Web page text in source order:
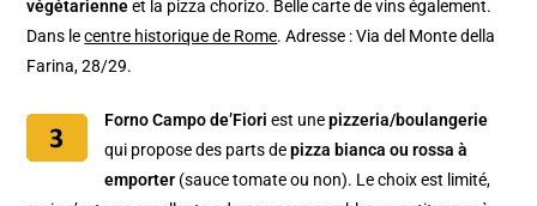
végétarienneet la pizza chorizo. Belle carte de vins également.
Dans lecentre historique de Rome. Adresse : Via del Monte della
Farina, 28/29.
Forno Campo de’Fiori est unepizzeria/boulangerie
qui propose des parts depizza bianca ou rossa à
emporter (sauce tomate ou non). Le choix est limité,